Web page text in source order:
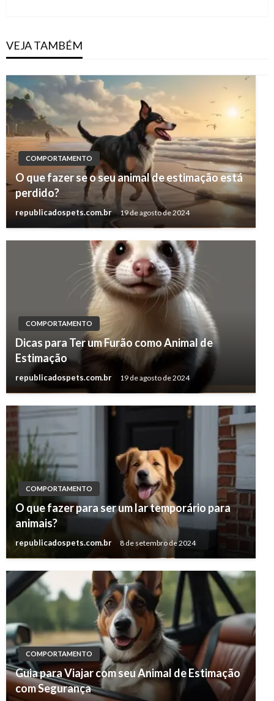
VEJA TAMBÉM
COMPORTAMENTO
O que fazer se o seu animal de estimação está
perdido?
republicadospets.com.br 19 de agosto de 2024
COMPORTAMENTO
Dicas para Ter um Furão como Animal de
Estimação
republicadospets.com.br 19 de agosto de 2024
COMPORTAMENTO
O que fazer para ser um lar temporário para
animais?
republicadospets.com.br 8 de setembro de 2024
COMPORTAMENTO
Guia para Viajar com seu Animal de Estimação
com Segurança